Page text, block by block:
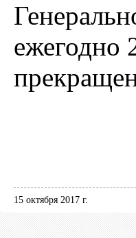
ежегодно
15 октября 2017 г.